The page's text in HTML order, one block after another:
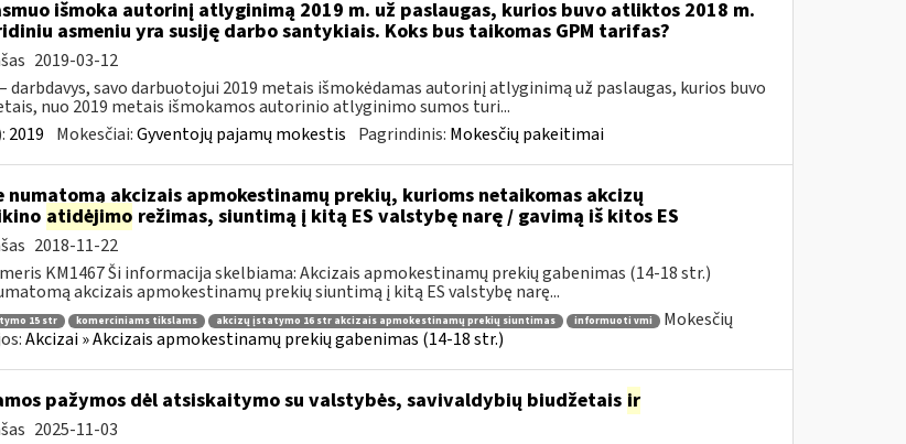
išmoka autorinį atlyginimą 2019 m. už paslaugas, kurios buvo atliktos 2018 m.
asmeniu yra susiję darbo santykiais. Koks bus taikomas GPM tarifas?
2019-03-12
darbdavys, savo darbuotojui 2019 metais išmokėdamas autorinį atlyginimą už paslaugas, kurios buvo
nuo 2019 metais išmokamos autorinio atlyginimo sumos turi...
2019 Mokesčiai:Gyventojų pajamų mokestis Pagrindinis: Mokesčių pakeitimai
numatomą akcizais apmokestinamų prekių, kurioms netaikomas akcizų
atidėjimo režimas, siuntimą į kitą ES valstybę narę / gavimą iš kitos ES
2018-11-22
KM1467 Ši informacija skelbiama: Akcizais apmokestinamų prekių gabenimas (14-18 str.)
akcizais apmokestinamų prekių siuntimą į kitą ES valstybę narę...
15 str komerciniams tikslams akcizų įstatymo 16 str akcizais apmokestinamų prekių siuntimas informuoti vmi
Mokesčių
Akcizai » Akcizais apmokestinamų prekių gabenimas (14-18 str.)
pažymos dėl atsiskaitymo su valstybės, savivaldybių biudžetais ir
2025-11-03